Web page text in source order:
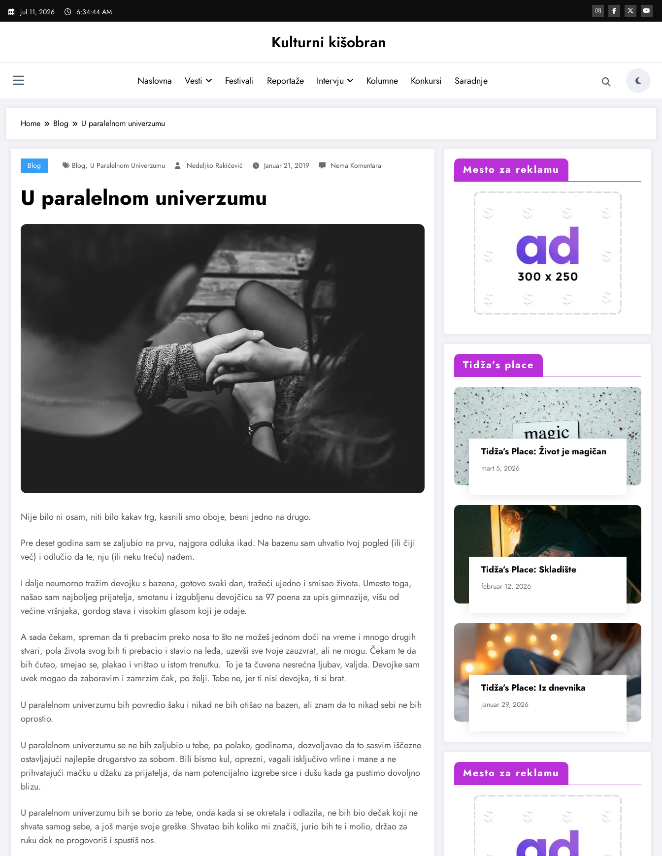
Skoči
jul 11, 2026 6:34:45 AM
Kulturni kišobran
Naslovna Vesti Festivali Reportaže Intervju Kolumne Konkursi Saradnje
Home Blog U paralelnom univerzumu
Blog Blog, U Paralelnom Univerzumu Nedeljko Rakićević Januar 21, 2019
U paralelnom univerzumu
Nije bilo ni osam, niti bilo kakav trg, kasnili smo oboje, besni jedno na drugo.
Pre deset godina sam se zaljubio na prvu, najgora odluka ikad. Na bazenu sam uhvatio tvoj pogled (ili čiji
već) i odlučio da te, nju (ili neku treću) nađem.
I dalje neumorno tražim devojku s bazena, gotovo svaki dan, tražeći ujedno i smisao života. Umesto toga,
našao sam najboljeg prijatelja, smotanu i izgubljenu devojčicu sa 97 poena za upis gimnazije, višu od
većine vršnjaka, gordog stava i visokim glasom koji je odaje.
A sada čekam, spreman da ti prebacim preko nosa to što ne možeš jednom doći na vreme i mnogo drugih
stvari, pola života svog bih ti prebacio i stavio na leđa, uzevši sve tvoje zauzvrat, ali ne mogu. Čekam te da
bih ćutao, smejao se, plakao i vrištao u istom trenutku. To je ta čuvena nesrećna ljubav, valjda. Devojke sam
uvek mogao da zaboravim i zamrzim čak, po želji. Tebe ne, jer ti nisi devojka, ti si brat.
U paralelnom univerzumu bih povredio šaku i nikad ne bih otišao na bazen, ali znam da to nikad sebi ne bih
oprostio.
U paralelnom univerzumu se ne bih zaljubio u tebe, pa polako, godinama, dozvoljavao da to sasvim iščezne
ostavljajući najlepše drugarstvo za sobom. Bili bismo kul, oprezni, vagali isključivo vrline i mane a ne
prihvatajući mačku u džaku za prijatelja, da nam potencijalno izgrebe srce i dušu kada ga pustimo dovoljno
blizu.
U paralelnom univerzumu bih se borio za tebe, onda kada si se okretala i odlazila, ne bih bio dečak koji ne
shvata samog sebe, a još manje svoje greške. Shvatao bih koliko mi značiš, jurio bih te i molio, držao za
ruku dok ne progovoriš i spustiš nos.
Mesto za reklamu
Tidža’s place
Tidža’s Place: Život je magičan
mart 5, 2026
Tidža’s Place: Skladište
februar 12, 2026
Tidža’s Place: Iz dnevnika
januar 29, 2026
Mesto za reklamu